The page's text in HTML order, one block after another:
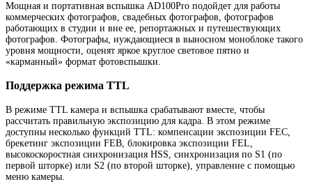
Мощная и портативная вспышка AD100Pro подойдет для работы
коммерческих фотографов, свадебных фотографов, фотографов
работающих в студии и вне ее, репортажных и путешествующих
фотографов. Фотографы, нуждающиеся в выносном моноблоке такого
уровня мощности, оценят яркое круглое световое пятно и
«карманный» формат фотовспышки.
Поддержка режима TTL
В режиме TTL камера и вспышка срабатывают вместе, чтобы
рассчитать правильную экспозицию для кадра. В этом режиме
доступны несколько функций TTL: компенсации экспозиции FEC,
брекетинг экспозиции FEB, блокировка экспозиции FEL,
высокоскоростная синхронизация HSS, синхронизация по S1 (по
первой шторке) или S2 (по второй шторке), управление с помощью
меню камеры.